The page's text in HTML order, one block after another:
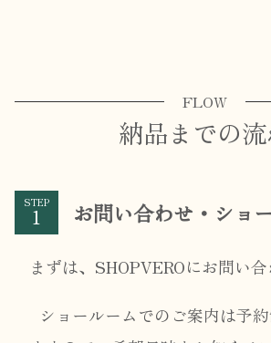
FLOW
納品までの
STEP お問い合わせ・ショ
まずは、SHOPVEROにお問い合
ショールームでのご案内は予